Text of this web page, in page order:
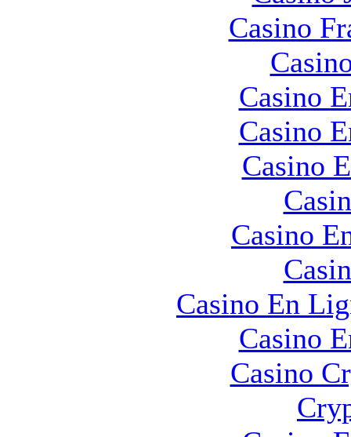
Casino
Casino
Casino
Casino
Casino
Casino En
Casino
Casino